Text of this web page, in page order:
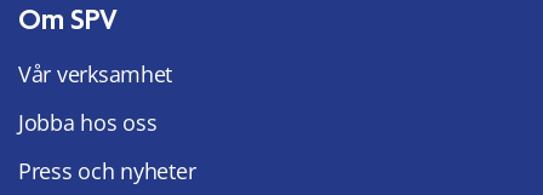
Om SPV
Vår verksamhet
Jobba hos oss
Press och nyheter